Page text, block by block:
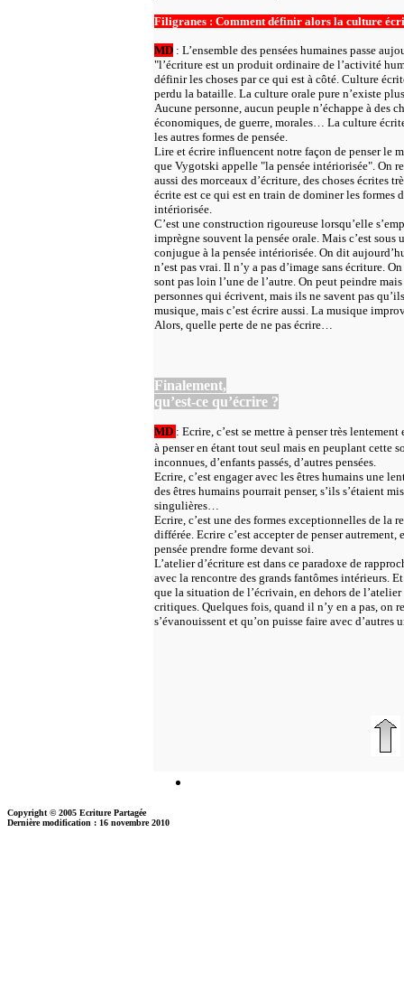
Filigranes : Comment définir alors la culture
MD : L’ensemble des pensées humaines passe
"l’écriture est un produit ordinaire de l’activité
définir les choses par ce qui est à côté. Culture
perdu la bataille. La culture orale pure n’existe
Aucune personne, aucun peuple n’échappe à des
économiques, de guerre, morales… La culture
les autres formes de pensée.
Lire et écrire influencent notre façon de penser le
que Vygotski appelle "la pensée intériorisée". On
aussi des morceaux d’écriture, des choses écrites
écrite est ce qui est en train de dominer les formes
intériorisée.
C’est une construction rigoureuse lorsqu’elle
imprègne souvent la pensée orale. Mais c’est
conjugue à la pensée intériorisée. On dit
n’est pas vrai. Il n’y a pas d’image sans écriture.
sont pas loin l’une de l’autre. On peut peindre
personnes qui écrivent, mais ils ne savent pas
musique, mais c’est écrire aussi. La musique
Alors, quelle perte de ne pas écrire…
Finalement,
qu’est-ce qu’écrire ?
MD : Ecrire, c’est se mettre à penser très
à penser en étant tout seul mais en peuplant cette
inconnues, d’enfants passés, d’autres pensées.
Ecrire, c’est engager avec les êtres humains une
des êtres humains pourrait penser, s’ils s’étaient
singulières…
Ecrire, c’est une des formes exceptionnelles de la
différée. Ecrire c’est accepter de penser
pensée prendre forme devant soi.
L’atelier d’écriture est dans ce paradoxe de
avec la rencontre des grands fantômes intérieurs.
que la situation de l’écrivain, en dehors de
critiques. Quelques fois, quand il n’y en a pas, on
s’évanouissent et qu’on puisse faire avec d’autres
Copyright © 2005 Ecriture Partagée
Dernière modification : 16 novembre 2010